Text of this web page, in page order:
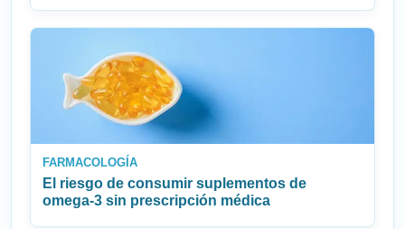
FARMACOLOGÍA
El riesgo de consumir suplementos de
omega‑3 sin prescripción médica